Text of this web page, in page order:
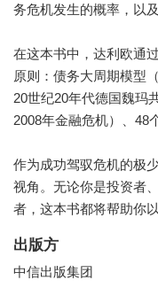
务危机发生的概率，以
在这本书中，达利欧通
原则：债务大周期模型
20世纪20年代德国魏玛
2008年金融危机）、48
作为成功驾驭危机的极
视角。无论你是投资者
者，这本书都将帮助你
出版方
中信出版集团